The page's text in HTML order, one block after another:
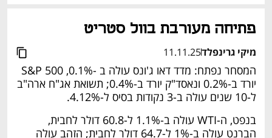
פתיחה מעורבת בוול סטריט
מיקי גרינפלד11.11.25
יורד ב-0.2% ונאסד"ק יורד ב-0.4%; תשואת אג"ח ארה"ב
ל-10 שנים עולה ב-3 נקודות בסיס ל-4.12%.